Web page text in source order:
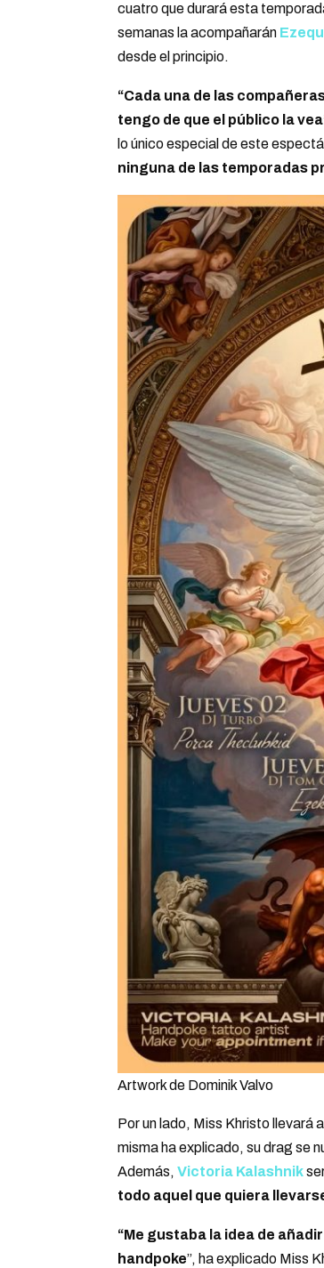
cuatro que durará esta
semanas la acompañarán
desde el principio.
“Cada una de las
tengo de que el público la
lo único especial de este
ninguna de las temporadas
Artwork de Dominik Valvo
Por un lado, Miss Khristo llevará
misma ha explicado, su drag se
Además, Victoria Kalashnik
todo aquel que quiera
“Me gustaba la idea de
handpoke”, ha explicado Miss